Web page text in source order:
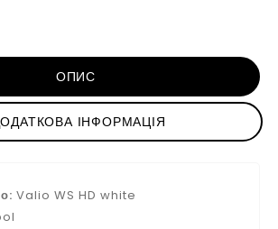
ОПИС
ІНФОРМАЦІЯ
Valio WS HD white